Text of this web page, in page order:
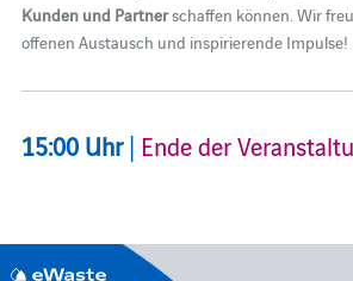
Kunden und Partnerschaffen können. Wir
offenen Austausch und inspirierende Impulse!
15:00 Uhr| Ende der